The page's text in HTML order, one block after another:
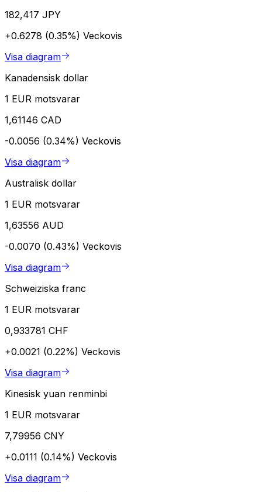
182,417 JPY
+0.6278 (0.35%) Veckovis
Visa diagram
Kanadensisk dollar
1 EUR motsvarar
1,61146 CAD
-0.0056 (0.34%) Veckovis
Visa diagram
Australisk dollar
1 EUR motsvarar
1,63556 AUD
-0.0070 (0.43%) Veckovis
Visa diagram
Schweiziska franc
1 EUR motsvarar
0,933781 CHF
+0.0021 (0.22%) Veckovis
Visa diagram
Kinesisk yuan renminbi
1 EUR motsvarar
7,79956 CNY
+0.0111 (0.14%) Veckovis
Visa diagram